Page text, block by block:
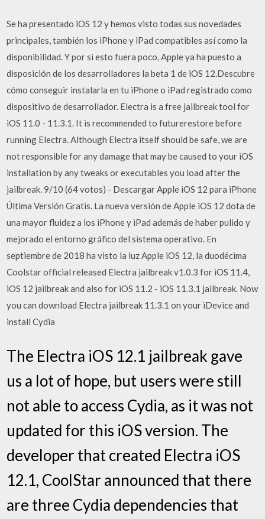
Se ha presentado iOS 12 y hemos visto todas sus novedades
principales, también los iPhone y iPad compatibles así como la
disponibilidad. Y por si esto fuera poco, Apple ya ha puesto a
disposición de los desarrolladores la beta 1 de iOS 12.Descubre
cómo conseguir instalarla en tu iPhone o iPad registrado como
dispositivo de desarrollador. Electra is a free jailbreak tool for
iOS 11.0 - 11.3.1. It is recommended to futurerestore before
running Electra. Although Electra itself should be safe, we are
not responsible for any damage that may be caused to your iOS
installation by any tweaks or executables you load after the
jailbreak. 9/10 (64 votos) - Descargar Apple iOS 12 para iPhone
Última Versión Gratis. La nueva versión de Apple iOS 12 dota de
una mayor fluidez a los iPhone y iPad además de haber pulido y
mejorado el entorno gráfico del sistema operativo. En
septiembre de 2018 ha visto la luz Apple iOS 12, la duodécima
Coolstar official released Electra jailbreak v1.0.3 for iOS 11.4,
iOS 12 jailbreak and also for iOS 11.2 - iOS 11.3.1 jailbreak. Now
you can download Electra jailbreak 11.3.1 on your iDevice and
install Cydia
The Electra iOS 12.1 jailbreak gave
us a lot of hope, but users were still
not able to access Cydia, as it was not
updated for this iOS version. The
developer that created Electra iOS
12.1, CoolStar announced that there
are three Cydia dependencies that